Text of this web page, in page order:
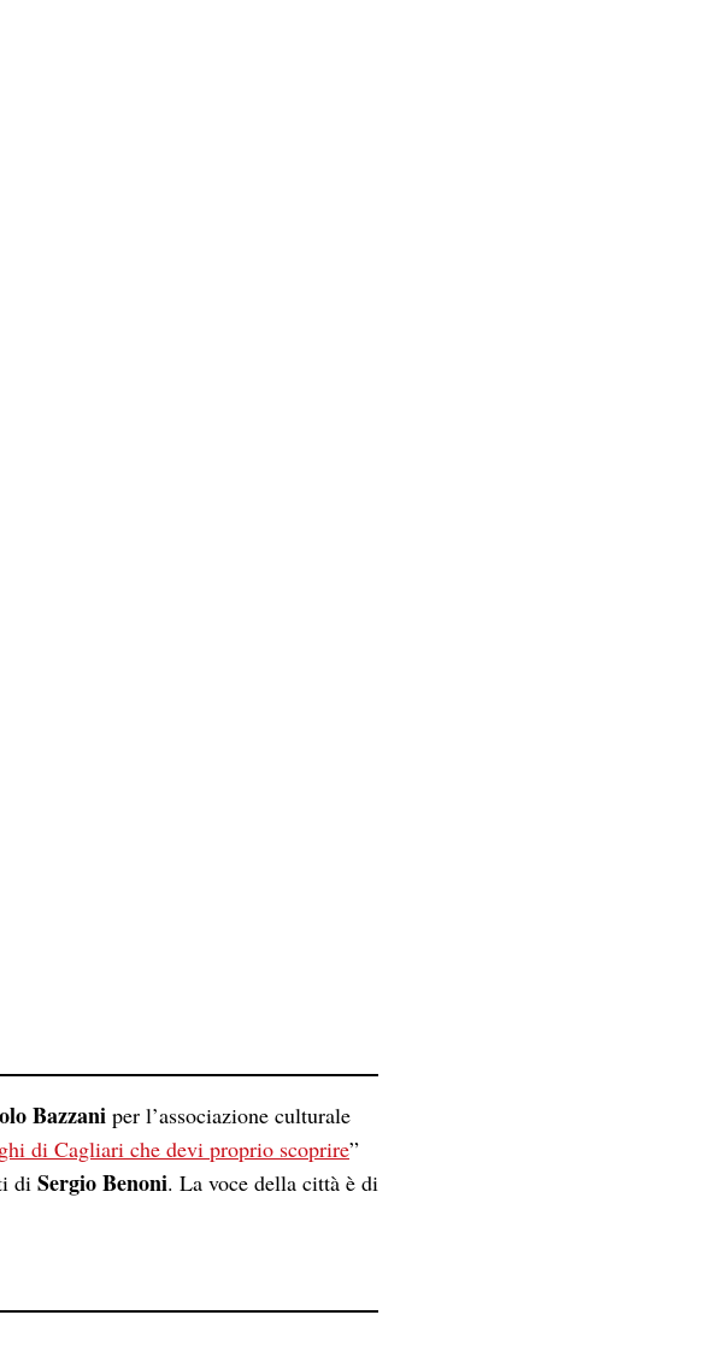
Bazzani per l’associazione culturale
di Cagliari che devi proprio scoprire”
di Sergio Benoni. La voce della città è di